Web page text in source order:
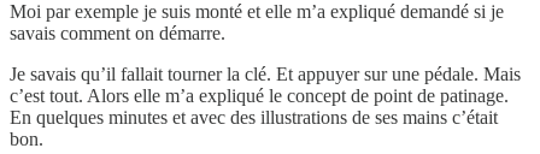
Moi par exemple je suis monté et elle m’a expliqué demandé si je
savais comment on démarre.
Je savais qu’il fallait tourner la clé. Et appuyer sur une pédale. Mais
c’est tout. Alors elle m’a expliqué le concept de point de patinage.
En quelques minutes et avec des illustrations de ses mains c’était
bon.